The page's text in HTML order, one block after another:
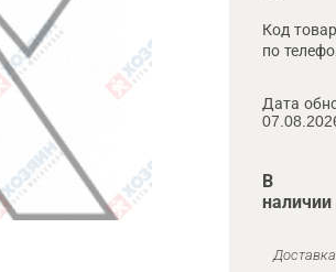
Код
по
Дата
В
наличии